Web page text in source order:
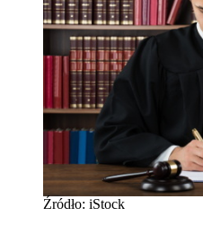
Źródło: iStock